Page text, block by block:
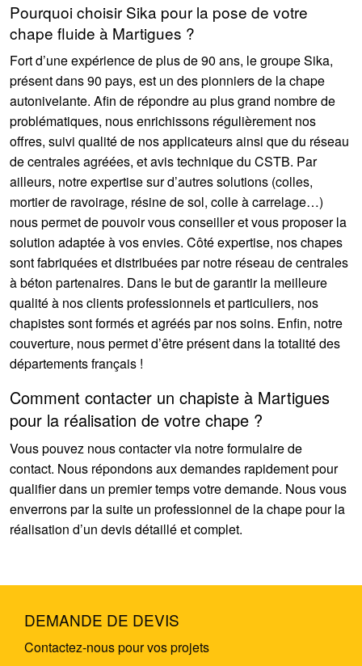
Pourquoi choisir Sika pour la pose de votre
chape fluide à Martigues ?
Fort d’une expérience de plus de 90 ans, le groupe Sika,
présent dans 90 pays, est un des pionniers de la chape
autonivelante. Afin de répondre au plus grand nombre de
problématiques, nous enrichissons régulièrement nos
offres, suivi qualité de nos applicateurs ainsi que du réseau
de centrales agréées, et avis technique du CSTB. Par
ailleurs, notre expertise sur d’autres solutions (colles,
mortier de ravoirage, résine de sol, colle à carrelage…)
nous permet de pouvoir vous conseiller et vous proposer la
solution adaptée à vos envies. Côté expertise, nos chapes
sont fabriquées et distribuées par notre réseau de centrales
à béton partenaires. Dans le but de garantir la meilleure
qualité à nos clients professionnels et particuliers, nos
chapistes sont formés et agréés par nos soins. Enfin, notre
couverture, nous permet d’être présent dans la totalité des
départements français !
Comment contacter un chapiste à Martigues
pour la réalisation de votre chape ?
Vous pouvez nous contacter via notre formulaire de
contact. Nous répondons aux demandes rapidement pour
qualifier dans un premier temps votre demande. Nous vous
enverrons par la suite un professionnel de la chape pour la
réalisation d’un devis détaillé et complet.
DEMANDE DE DEVIS
Contactez-nous pour vos projets